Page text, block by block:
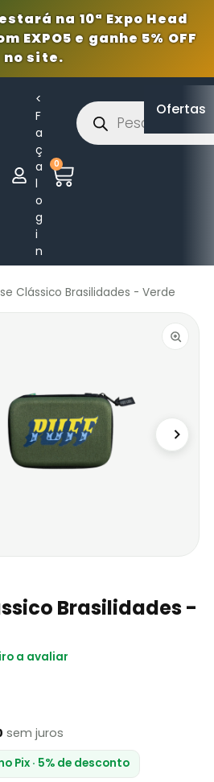
na 10ª Expo Head
EXPO5 e ganhe 5% OFF
no site.
<
F
a
ç
a
l
o
g
i
n
0
Ofertas
Clássico Brasilidades - Verde
Brasilidades -
a avaliar
sem juros
Pix · 5% de desconto